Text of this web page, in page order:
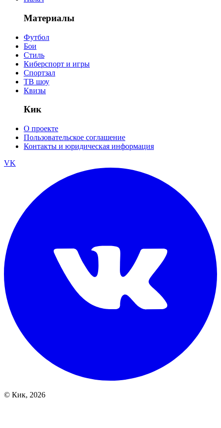
Материалы
Футбол
Бои
Стиль
Киберспорт и игры
Спортзал
ТВ шоу
Квизы
Кик
О проекте
Пользовательское соглашение
Контакты и юридическая информация
VK
© Кик, 2026